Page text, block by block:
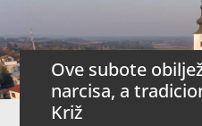
Ove subote
narcisa, a
Križ